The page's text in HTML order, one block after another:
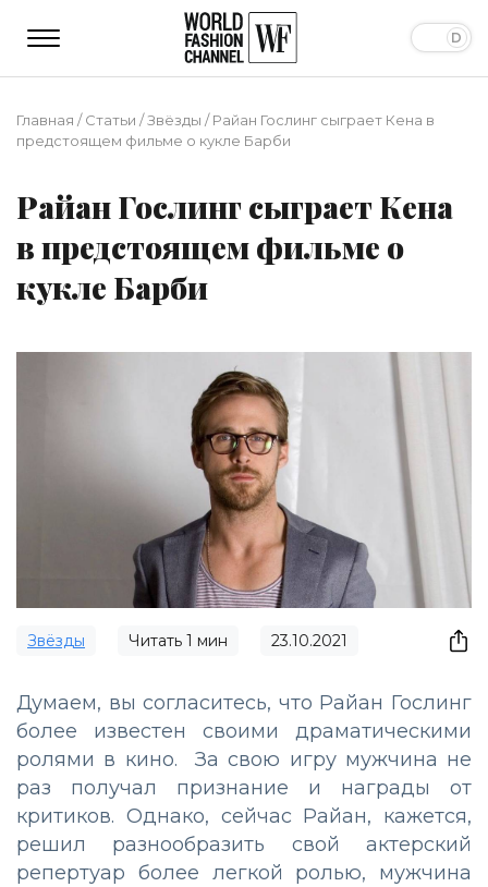
Главная /Статьи /Звёзды /Райан Гослинг сыграет Кена в
предстоящем фильме о кукле Барби
Райан Гослинг сыграет Кена
в предстоящем фильме о
кукле Барби
Звёзды Читать 1 мин 23.10.2021
Думаем, вы согласитесь, что Райан Гослинг
более известен своими драматическими
ролями в кино. За свою игру мужчина не
раз получал признание и награды от
критиков. Однако, сейчас Райан, кажется,
решил разнообразить свой актерский
репертуар более легкой ролью, мужчина